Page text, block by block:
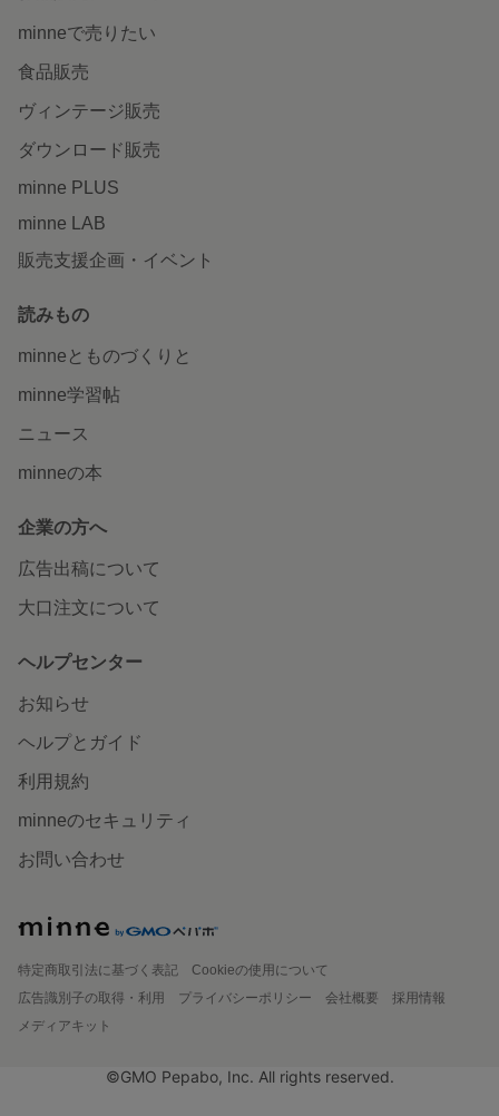
minneで売りたい
食品販売
ヴィンテージ販売
ダウンロード販売
minne PLUS
minne LAB
販売支援企画・イベント
読みもの
minneとものづくりと
minne学習帖
ニュース
minneの本
企業の方へ
広告出稿について
大口注文について
ヘルプセンター
お知らせ
ヘルプとガイド
利用規約
minneのセキュリティ
お問い合わせ
特定商取引法に基づく表記
Cookieの使用について
広告識別子の取得・利用
プライバシーポリシー 会社概要
採用情報
メディアキット
©GMO Pepabo, Inc. All rights reserved.